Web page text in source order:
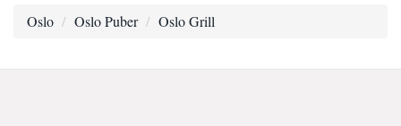
Oslo Oslo Puber Oslo Grill